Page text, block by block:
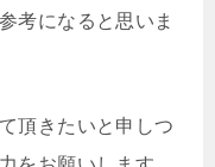
考になると思いま
頂きたいと申しつ